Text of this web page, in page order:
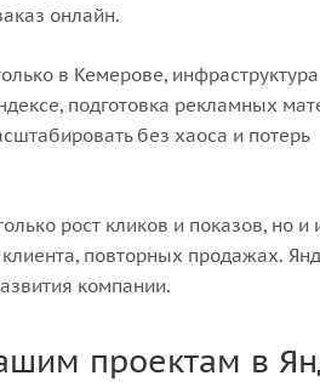
онлайн.
в Кемерове, инфраструктура
подготовка рекламных
без хаоса и потерь
рост кликов и показов, но и
повторных продажах.
компании.
проектам в